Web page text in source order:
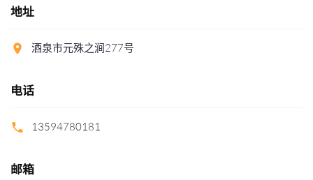
地址
酒泉市元殊之涧277号
电话
13594780181
邮箱